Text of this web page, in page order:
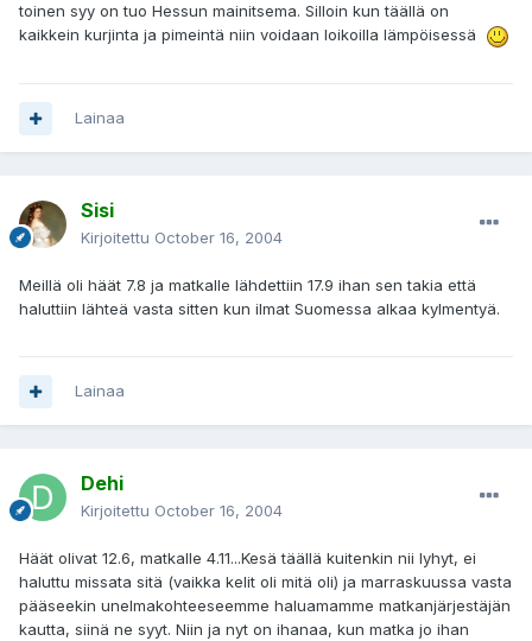
toinen syy on tuo Hessun mainitsema. Silloin kun täällä on
kaikkein kurjinta ja pimeintä niin voidaan loikoilla lämpöisessä
Lainaa
Sisi
Kirjoitettu October 16, 2004
Meillä oli häät 7.8 ja matkalle lähdettiin 17.9 ihan sen takia että
haluttiin lähteä vasta sitten kun ilmat Suomessa alkaa kylmentyä.
Lainaa
Dehi
Kirjoitettu October 16, 2004
Häät olivat 12.6, matkalle 4.11...Kesä täällä kuitenkin nii lyhyt, ei
haluttu missata sitä (vaikka kelit oli mitä oli) ja marraskuussa vasta
pääseekin unelmakohteeseemme haluamamme matkanjärjestäjän
kautta, siinä ne syyt. Niin ja nyt on ihanaa, kun matka jo ihan